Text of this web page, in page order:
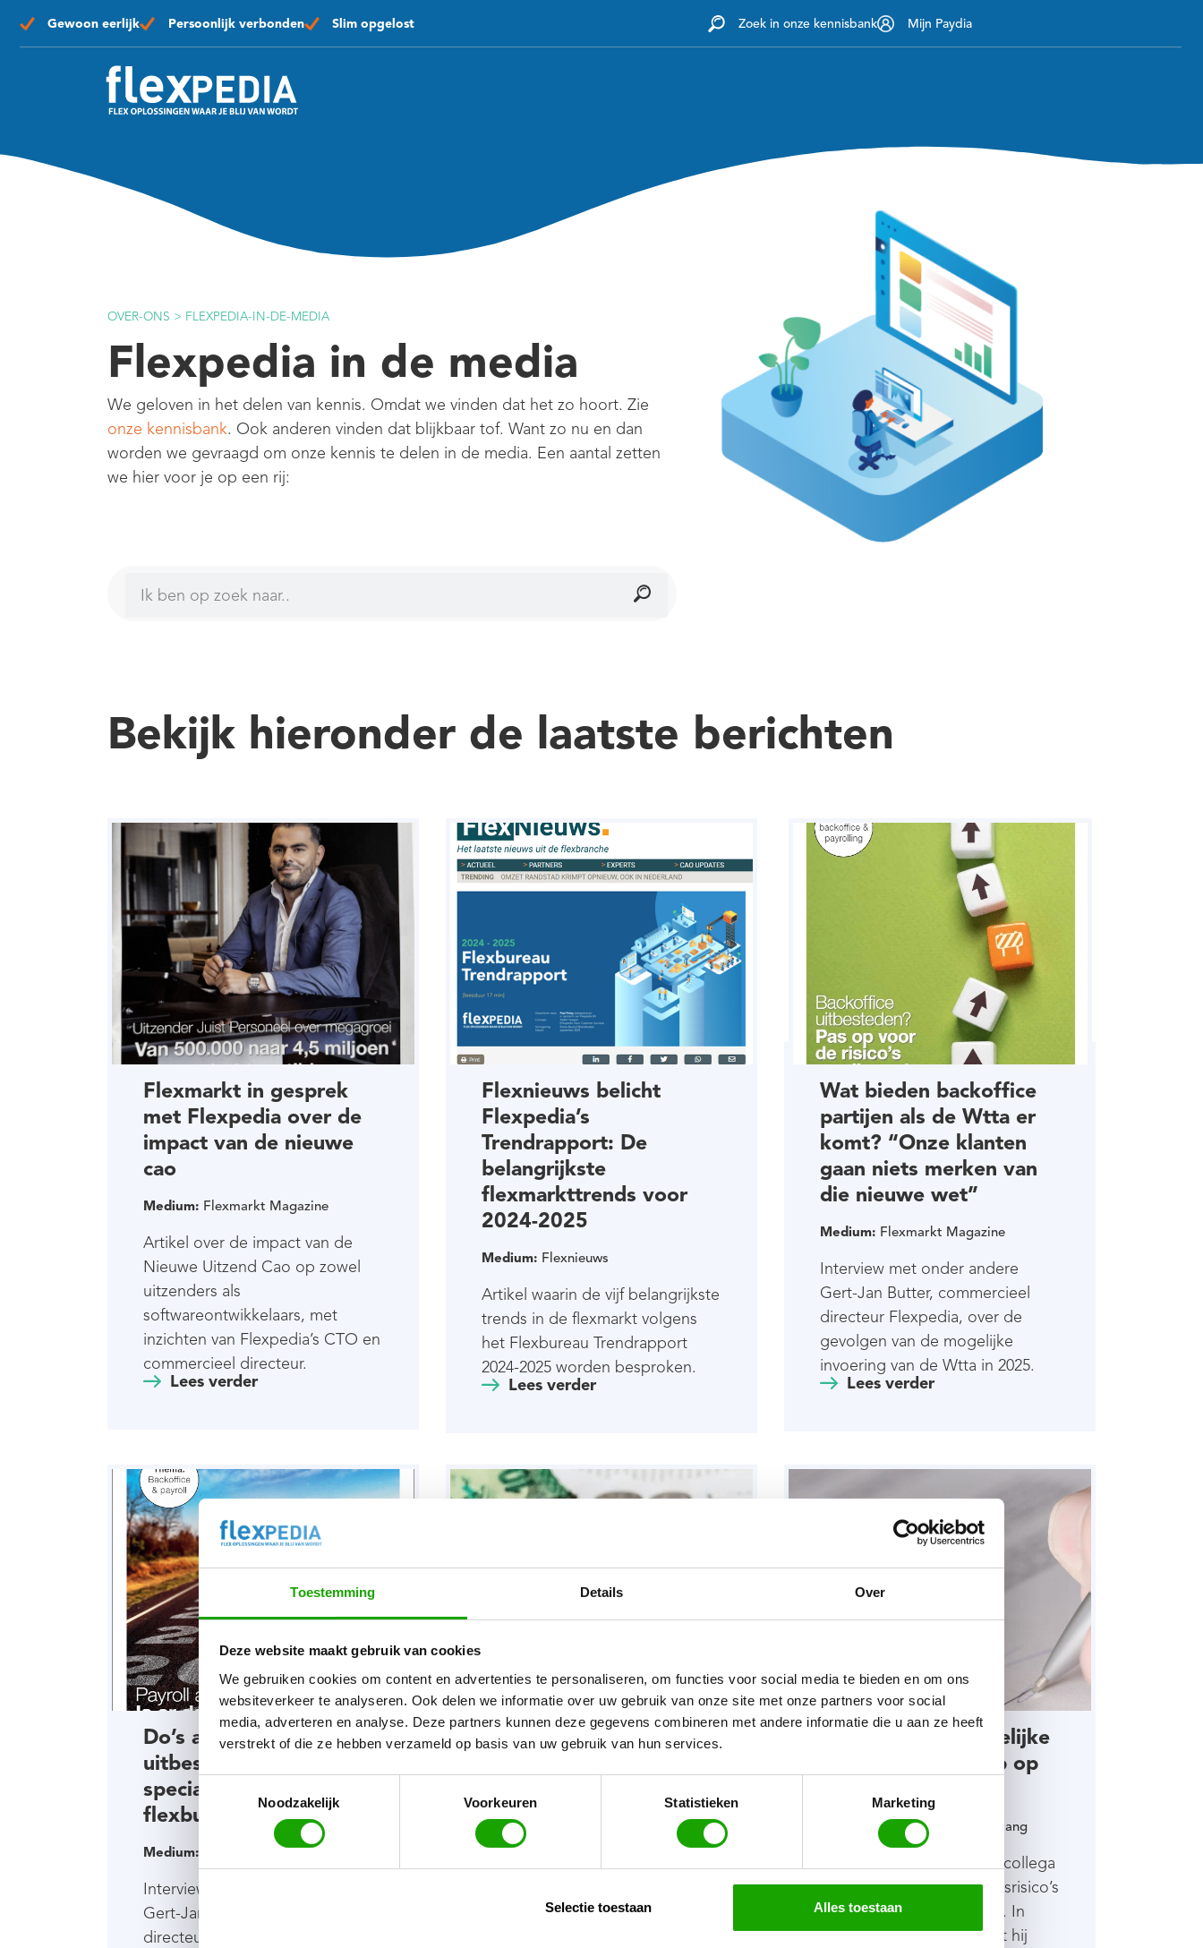
Toestemming Details Over
Deze website maakt gebruik van cookies
We gebruiken cookies om content en advertenties te personaliseren, om functies voor social media te bieden en om ons
websiteverkeer te analyseren. Ook delen we informatie over uw gebruik van onze site met onze partners voor social
media, adverteren en analyse. Deze partners kunnen deze gegevens combineren met andere informatie die u aan ze heeft
verstrekt of die ze hebben verzameld op basis van uw gebruik van hun services.
Toestemmingsselectie
Noodzakelijk
Voorkeuren Statistieken Marketing
Selectie toestaan Alles toestaan
Gewoon eerlijk Persoonlijk verbonden Slim opgelost Zoek in onze kennisbank Mijn Paydia
OVER-ONS > FLEXPEDIA-IN-DE-MEDIA
Flexpedia in de media
We geloven in het delen van kennis. Omdat we vinden dat het zo hoort. Zie
onze kennisbank. Ook anderen vinden dat blijkbaar tof. Want zo nu en dan
worden we gevraagd om onze kennis te delen in de media. Een aantal zetten
we hier voor je op een rij:
Bekijk hieronder de laatste berichten
Flexmarkt in gesprek
met Flexpedia over de
impact van de nieuwe
cao
Medium: Flexmarkt Magazine
Artikel over de impact van de
Nieuwe Uitzend Cao op zowel
uitzenders als
softwareontwikkelaars, met
inzichten van Flexpedia’s CTO en
commercieel directeur.
Lees verder
Flexnieuws belicht
Flexpedia’s
Trendrapport: De
belangrijkste
flexmarkttrends voor
2024-2025
Medium: Flexnieuws
Artikel waarin de vijf belangrijkste
trends in de flexmarkt volgens
het Flexbureau Trendrapport
2024-2025 worden besproken.
Lees verder
Wat bieden backoffice
partijen als de Wtta er
komt? “Onze klanten
gaan niets merken van
die nieuwe wet”
Medium: Flexmarkt Magazine
Interview met onder andere
Gert-Jan Butter, commercieel
directeur Flexpedia, over de
gevolgen van de mogelijke
invoering van de Wtta in 2025.
Lees verder
Do’s and don’ts bij
uitbesteden backoffice;
speciaal voor
flexbureaus
Medium: Flexmarkt Magazine
Interview met onder andere
Gert-Jan Butter, commercieel
directeur Flexpedia, over waar je
Nieuwe toelatingsstelsel
handhaving”
Medium:
commercieel directeur Flexpedia,
Top 7 arbeidsrechtelijke
tips voor meer grip op
Het ondernemersbelang
In dit heldere artikel gaat collega
Aldert in op de personeelsrisico’s
voor de mkb ondernemer. In
begrijpelijke taal benoemt hij